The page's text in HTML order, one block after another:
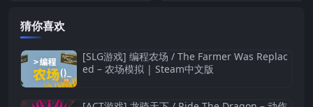
猜你喜欢
[SLG游戏] 编程农场 / The Farmer Was Replac
ed – 农场模拟 | Steam中文版